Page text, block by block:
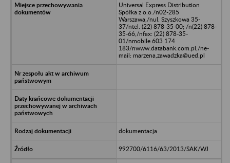
Universal Express Distribution
Spółka z o.o./n02-285
Warszawa,/nul. Szyszkowa 35-
37/ntel. (22) 878-35-00; /n(22) 878-
35-66,/nfax: (22) 878-35-
01/nmobile 603 174
183/nwww.databank.com.pl,/ne-
mail: marzena,zawadzka@ued.pl
dokumentacja
992700/6116/63/2013/SAK/WJ